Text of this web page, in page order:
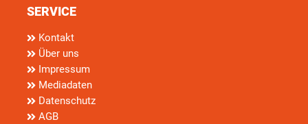
SERVICE
Kontakt
Über uns
Impressum
Mediadaten
Datenschutz
AGB